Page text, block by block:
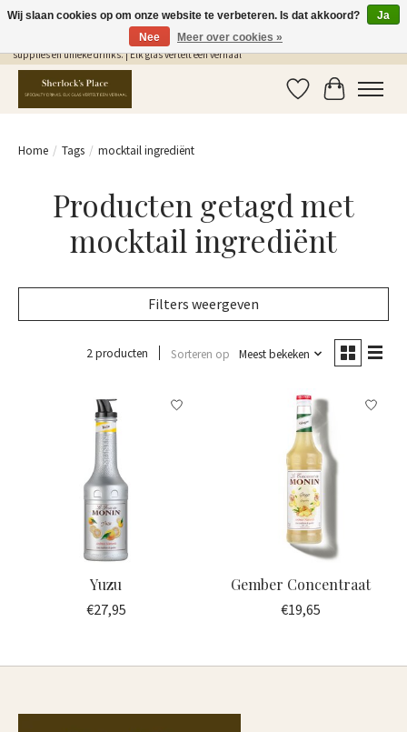
Gratis Verzending in NL vanaf €75,- | Sherlocks Place: dé plek voor MONIN siropen, bar
supplies en unieke drinks. | Elk glas vertelt een verhaal
Verlanglijst
Home / Tags / mocktail ingrediënt
Producten getagd met
mocktail ingrediënt
Filters weergeven
2 producten Sorteren op Meest bekeken
Yuzu
€27,95
Gember Concentraat
€19,65
Wij slaan cookies op om onze website te verbeteren. Is dat akkoord?
Ja
Nee
Meer over cookies »